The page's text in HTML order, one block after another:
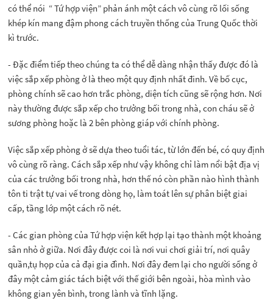
có thể nói “ Tứ hợp viện” phản ánh một cách vô cùng rõ lối sống
khép kín mang đậm phong cách truyền thống của Trung Quốc thời
kì trước.
- Đặc điểm tiếp theo chúng ta có thể dễ dàng nhận thấy được đó là
việc sắp xếp phòng ở là theo một quy định nhất đinh. Về bố cục,
phòng chính sẽ cao hơn trắc phòng, diện tích cũng sẽ rộng hơn. Nơi
này thường được sắp xếp cho trưởng bối trong nhà, con cháu sẽ ở
sương phòng hoặc là 2 bên phòng giáp với chính phòng.
Việc sắp xếp phòng ở sẽ dựa theo tuổi tác, từ lớn đến bé, có quy định
vô cùng rõ ràng. Cách sắp xếp như vậy không chỉ làm nổi bật địa vị
của các trưởng bối trong nhà, hơn thế nó còn phần nào hình thành
tôn ti trật tự vai vế trong dòng họ, làm toát lên sự phân biệt giai
cấp, tầng lớp một cách rõ nét.
- Các gian phòng của Tứ hợp viện kết hợp lại tạo thành một khoảng
sân nhỏ ở giữa. Nơi đây được coi là nơi vui chơi giải trí, nơi quây
quần,tụ họp của cả đại gia đình. Nơi đây đem lại cho người sống ở
đây một cảm giác tách biệt với thế giới bên ngoài, hòa mình vào
không gian yên bình, trong lành và tĩnh lặng.